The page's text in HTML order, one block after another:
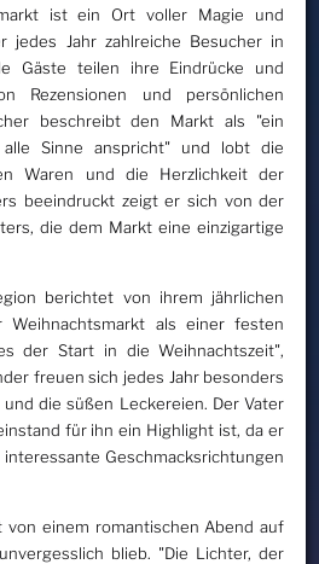
ist ein Ort voller Magie und
jedes Jahr zahlreiche Besucher in
Gäste teilen ihre Eindrücke und
Rezensionen und persönlichen
beschreibt den Markt als "ein
alle Sinne anspricht" und lobt die
Waren und die Herzlichkeit der
beeindruckt zeigt er sich von der
die dem Markt eine einzigartige
berichtet von ihrem jährlichen
Weihnachtsmarkt als einer festen
der Start in die Weihnachtszeit",
freuen sich jedes Jahr besonders
die süßen Leckereien. Der Vater
für ihn ein Highlight ist, da er
Geschmacksrichtungen
von einem romantischen Abend auf
blieb. "Die Lichter, der